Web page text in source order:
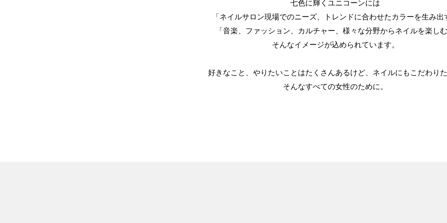
七色に輝くユニコーンには
「ネイルサロン現場でのニーズ、トレンドに合わせたカラーを生み出
「音楽、ファッション、カルチャー、様々な分野からネイルを楽しむ
そんなイメージが込められています。
好きなこと、やりたいことはたくさんあるけど、ネイルにもこだわりた
そんなすべての女性のために。